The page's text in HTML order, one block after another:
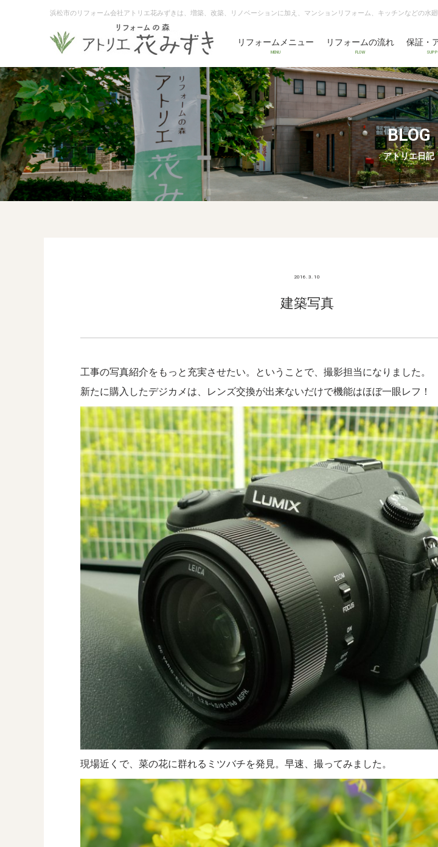
浜松市のリフォーム会社アトリエ花みずきは、増築、改築、リノベーションに加え、マンションリフォーム、キッチンなどの水
リフォームメニュー
MENU
リフォームの流れ
FLOW
保証・
BLOG
アトリエ日記
2016. 3. 10
建築写真
工事の写真紹介をもっと充実させたい。ということで、撮影担当になりました。
新たに購入したデジカメは、レンズ交換が出来ないだけで機能はほぼ一眼レフ！
現場近くで、菜の花に群れるミツバチを発見。早速、撮ってみました。